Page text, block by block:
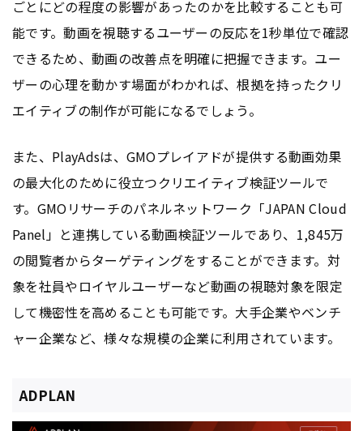
ごとにどの程度の影響があったのかを比較することも可
能です。動画を視聴するユーザーの反応を1秒単位で確認
できるため、動画の改善点を明確に把握できます。ユー
ザーの心理を動かす場面がわかれば、根拠を持ったクリ
エイティブの制作が可能になるでしょう。
また、PlayAdsは、GMOプレイアドが提供する動画効果
の最大化のために役立つクリエイティブ検証ツールで
す。GMOリサーチのパネルネットワーク「JAPAN Cloud
Panel」と連携している動画検証ツールであり、1,845万
の閲覧者からターゲティングをすることができます。対
象を社員やロイヤルユーザーなど動画の視聴対象を限定
して機密性を高めることも可能です。大手企業やベンチ
ャー企業など、様々な規模の企業に利用されています。
ADPLAN